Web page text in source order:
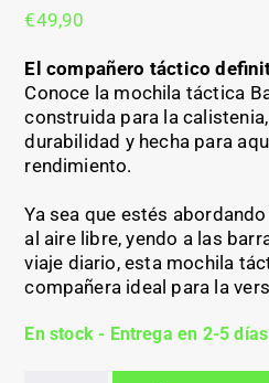
€49,90
El compañero táctico
Conoce la mochila táctica
construida para la
durabilidad y hecha para
rendimiento.
Ya sea que estés
al aire libre, yendo a las
viaje diario, esta mochila
compañera ideal para la
En stock - Entrega en 2-5 días